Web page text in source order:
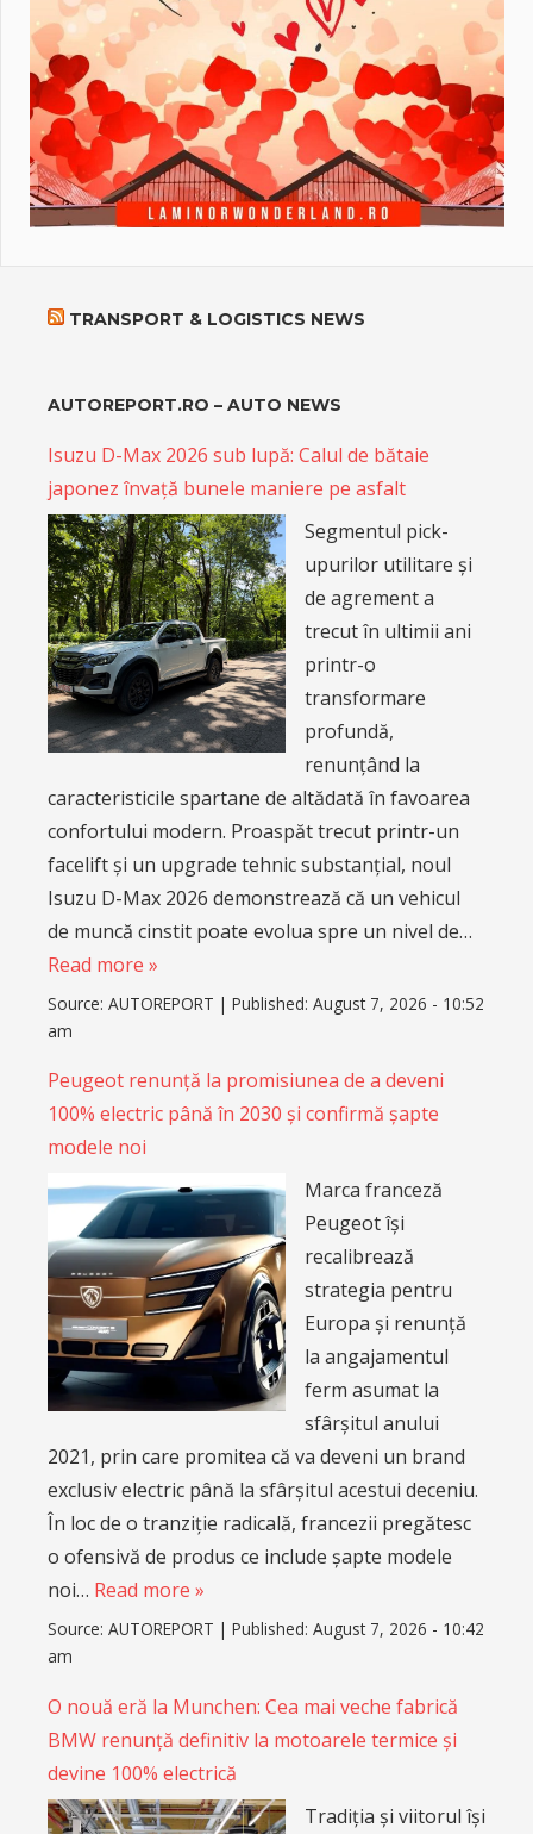
TRANSPORT & LOGISTICS NEWS
AUTOREPORT.RO – AUTO NEWS
Isuzu D-Max 2026 sub lupă: Calul de bătaie
japonez învață bunele maniere pe asfalt
Segmentul pick-
upurilor utilitare și
de agrement a
trecut în ultimii ani
printr-o
transformare
profundă,
renunțând la
caracteristicile spartane de altădată în favoarea
confortului modern. Proaspăt trecut printr-un
facelift și un upgrade tehnic substanțial, noul
Isuzu D-Max 2026 demonstrează că un vehicul
de muncă cinstit poate evolua spre un nivel de…
Read more »
Source: AUTOREPORT | Published: August 7, 2026 - 10:52
am
Peugeot renunță la promisiunea de a deveni
100% electric până în 2030 și confirmă șapte
modele noi
Marca franceză
Peugeot își
recalibrează
strategia pentru
Europa și renunță
la angajamentul
ferm asumat la
sfârșitul anului
2021, prin care promitea că va deveni un brand
exclusiv electric până la sfârșitul acestui deceniu.
În loc de o tranziție radicală, francezii pregătesc
o ofensivă de produs ce include șapte modele
noi… Read more »
Source: AUTOREPORT | Published: August 7, 2026 - 10:42
am
O nouă eră la Munchen: Cea mai veche fabrică
BMW renunță definitiv la motoarele termice și
devine 100% electrică
Tradiția și viitorul își